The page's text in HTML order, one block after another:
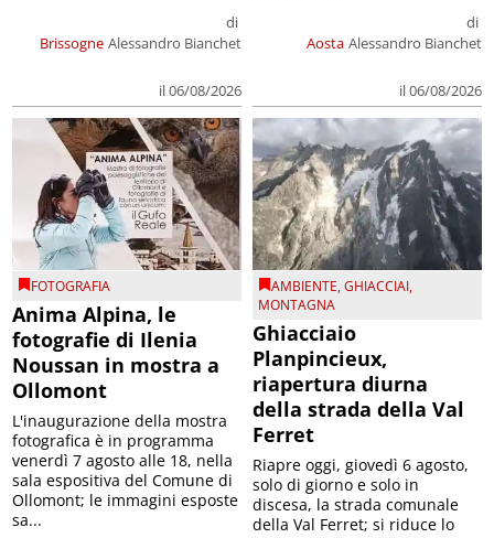
Brissogne
di
Alessandro Bianchet
il 06/08/2026
Aosta
di
Alessandro Bianchet
il 06/08/2026
FOTOGRAFIA
Anima Alpina, le
fotografie di Ilenia
Noussan in mostra a
Ollomont
L'inaugurazione della mostra
fotografica è in programma
venerdì 7 agosto alle 18, nella
sala espositiva del Comune di
Ollomont; le immagini esposte
sa...
AMBIENTE,GHIACCIAI,
MONTAGNA
Ghiacciaio
Planpincieux,
riapertura diurna
della strada della Val
Ferret
Riapre oggi, giovedì 6 agosto,
solo di giorno e solo in
discesa, la strada comunale
della Val Ferret; si riduce lo